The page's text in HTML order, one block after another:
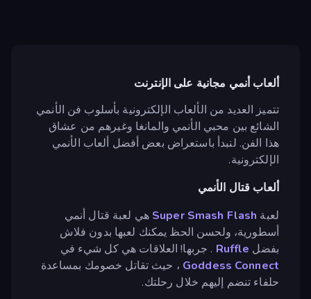
ألعاب أنمي مجانية على الإنترنت
تتميز العديد من الألعاب الإلكترونية بأسلوب فن الأنمي
الشائع بين محبي الأنمي والمانغا وغيرهم من عشاق
هذا الفن. لنبدأ باستعراض بعض أفضل ألعاب الأنمي
الإلكترونية.
ألعاب قتال الأنمي
لعبة Super Smash Flash هي لعبة قتال أنمي
أسطورية، ولحسن الحظ يمكنك لعبها بدون فلاش
بفضل Ruffle . جربها! العلاقات هي كل شيء في
Goddess Connect ، حيث تقاتل خصومك بمساعدة
حلفاء تنضم إليهم خلال رحلتك.